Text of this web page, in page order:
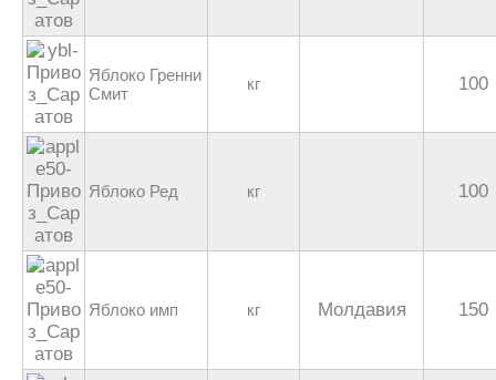
Яблоко Гренни
Смит
кг 100
Яблоко Ред кг 100
Яблоко имп кг Молдавия 150